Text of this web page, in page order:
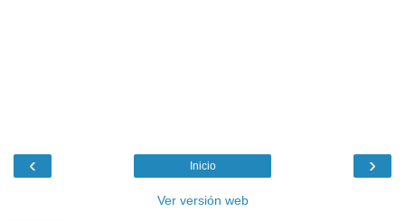
‹ ›
Inicio
Ver versión web